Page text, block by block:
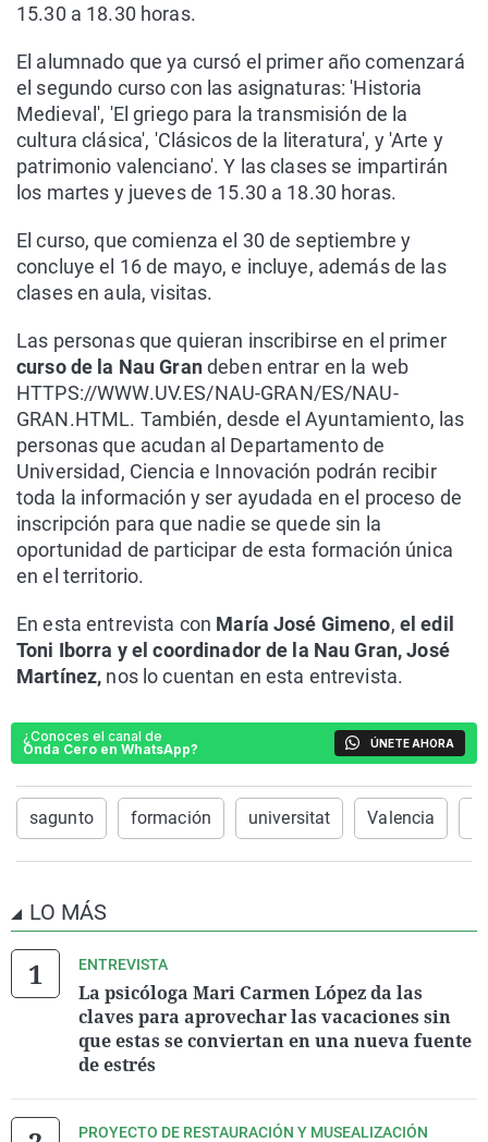
15.30 a 18.30 horas.
El alumnado que ya cursó el primer año comenzará
el segundo curso con las asignaturas: 'Historia
Medieval', 'El griego para la transmisión de la
cultura clásica', 'Clásicos de la literatura', y 'Arte y
patrimonio valenciano'. Y las clases se impartirán
los martes y jueves de 15.30 a 18.30 horas.
El curso, que comienza el 30 de septiembre y
concluye el 16 de mayo, e incluye, además de las
clases en aula, visitas.
Las personas que quieran inscribirse en el primer
curso de la Nau Grandeben entrar en la web
HTTPS://WWW.UV.ES/NAU-GRAN/ES/NAU-
GRAN.HTML. También, desde el Ayuntamiento, las
personas que acudan al Departamento de
Universidad, Ciencia e Innovación podrán recibir
toda la información y ser ayudada en el proceso de
inscripción para que nadie se quede sin la
oportunidad de participar de esta formación única
en el territorio.
En esta entrevista con María José Gimeno, el edil
Toni Iborra y el coordinador de la Nau Gran, José
Martínez, nos lo cuentan en esta entrevista.
¿Conoces el canal de
Onda Cero en WhatsApp?
ÚNETE AHORA
sagunto formación universitat Valencia
LO MÁS
ENTREVISTA
La psicóloga Mari Carmen López da las
claves para aprovechar las vacaciones sin
que estas se conviertan en una nueva fuente
de estrés
PROYECTO DE RESTAURACIÓN Y MUSEALIZACIÓN